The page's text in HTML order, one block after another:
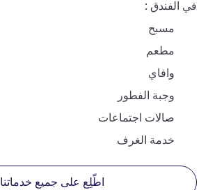
في الفندق
مسبح
مطعم
وافاي
وجبة الفطور
صالات اجتماعات
خدمة الغرف
اطّلِع على جميع خدماتنا